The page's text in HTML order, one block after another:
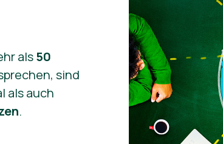
als50
sind
als auch
.